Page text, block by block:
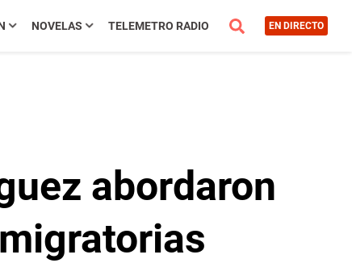
NOVELAS TELEMETRO RADIO EN DIRECTO
abordaron